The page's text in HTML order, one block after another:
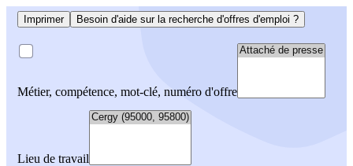
Imprimer Besoin d'aide sur la recherche d'offres d'emploi ?
Métier, compétence, mot-clé, numéro d'offre
Lieu de travail